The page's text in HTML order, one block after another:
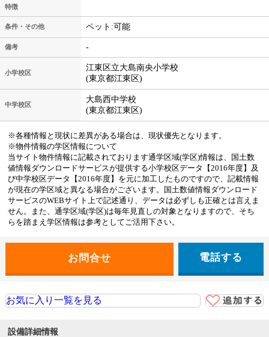
特徴
条件・その他 ペット:可能
備考 -
小学校区
江東区立大島南央小学校
(東京都江東区)
中学校区
大島西中学校
(東京都江東区)
※各種情報と現状に差異がある場合は、現状優先となります。
※物件情報の学区情報について
当サイト物件情報に記載されております通学区域(学区)情報は、国土数
値情報ダウンロードサービスが提供する小学校区データ【2016年度】及
び中学校区データ【2016年度】を元に加工したものですので、記載情報
が現在の学区域と異なる場合がございます。国土数値情報ダウンロード
サービスのWEBサイト上で記述通り、データは必ずしも正確とは言えま
せん。また、通学区域(学区)は毎年見直しの対象となりますので、そち
らを踏まえ学区情報は参考としてご活用下さい。
電話する
お気に入り一覧を見る
設備詳細情報